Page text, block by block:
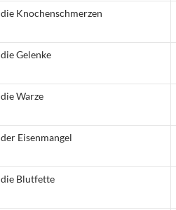
die Knochenschmerzen
die Gelenke
die Warze
der Eisenmangel
die Blutfette